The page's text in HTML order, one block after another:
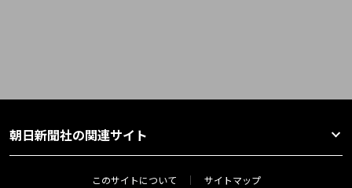
朝日新聞社の関連サイト
このサイトについて サイトマップ